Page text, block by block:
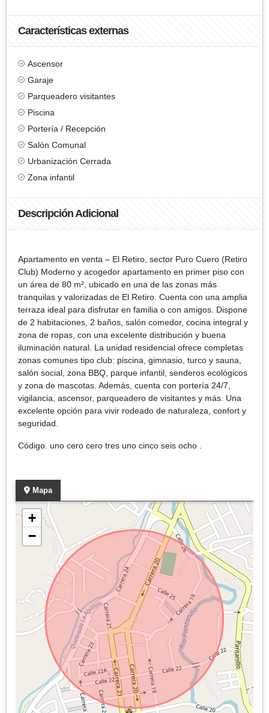
Características externas
Ascensor
Garaje
Parqueadero visitantes
Piscina
Portería / Recepción
Salón Comunal
Urbanización Cerrada
Zona infantil
Descripción Adicional
Apartamento en venta – El Retiro, sector Puro Cuero (Retiro
Club) Moderno y acogedor apartamento en primer piso con
un área de 80 m², ubicado en una de las zonas más
tranquilas y valorizadas de El Retiro. Cuenta con una amplia
terraza ideal para disfrutar en familia o con amigos. Dispone
de 2 habitaciones, 2 baños, salón comedor, cocina integral y
zona de ropas, con una excelente distribución y buena
iluminación natural. La unidad residencial ofrece completas
zonas comunes tipo club: piscina, gimnasio, turco y sauna,
salón social, zona BBQ, parque infantil, senderos ecológicos
y zona de mascotas. Además, cuenta con portería 24/7,
vigilancia, ascensor, parqueadero de visitantes y más. Una
excelente opción para vivir rodeado de naturaleza, confort y
seguridad.
Código. uno cero cero tres uno cinco seis ocho .
Mapa
+
−